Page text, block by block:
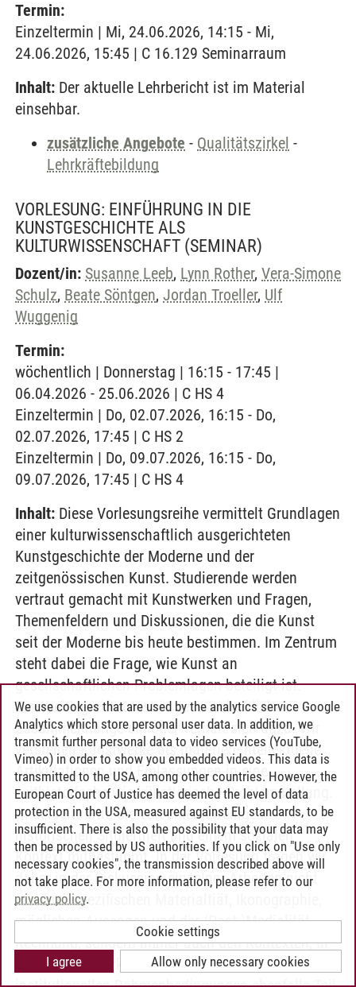
Termin:
Einzeltermin | Mi, 24.06.2026, 14:15 - Mi,
24.06.2026, 15:45 | C 16.129 Seminarraum
Inhalt: Der aktuelle Lehrbericht ist im Material
einsehbar.
zusätzliche Angebote - Qualitätszirkel -
Lehrkräftebildung
VORLESUNG: EINFÜHRUNG IN DIE
KUNSTGESCHICHTE ALS
KULTURWISSENSCHAFT (SEMINAR)
Dozent/in: Susanne Leeb, Lynn Rother, Vera-Simone
Schulz, Beate Söntgen, Jordan Troeller, Ulf
Wuggenig
Termin:
wöchentlich | Donnerstag | 16:15 - 17:45 |
06.04.2026 - 25.06.2026 | C HS 4
Einzeltermin | Do, 02.07.2026, 16:15 - Do,
02.07.2026, 17:45 | C HS 2
Einzeltermin | Do, 09.07.2026, 16:15 - Do,
09.07.2026, 17:45 | C HS 4
Inhalt: Diese Vorlesungsreihe vermittelt Grundlagen
einer kulturwissenschaftlich ausgerichteten
Kunstgeschichte der Moderne und der
zeitgenössischen Kunst. Studierende werden
vertraut gemacht mit Kunstwerken und Fragen,
Themenfeldern und Diskussionen, die die Kunst
seit der Moderne bis heute bestimmen. Im Zentrum
steht dabei die Frage, wie Kunst an
gesellschaftlichen Problemlagen beteiligt ist.
Einerseits greift Kunst in gesellschaftliche
Zusammenhänge ein oder verhält sich dazu. Wir
verstehen Kunstwerke als materiell-intellektuelle
Artikulationen und Einlassungen in eine
zeithistorische wie künstlerische Problemstellung.
Anderseits wird sie von einer jeweiligen
historischen Situiertheit und einem sozialen
Kontext mitbestimmt. In der Vorlesung tragen wir
daher in der Diskussion einzelner Arbeiten nicht
nur ihrer spezifischen Materialtiät, Ikonographie,
möglichen Aussagen und der (Post-)Medialität
Rechnung, sondern immer auch den Kontexten, in
denen Kunstwerke stehen. Insofern sind die
We use cookies that are used by the analytics service Google
Analytics which store personal user data. In addition, we
transmit further personal data to video services (YouTube,
Vimeo) in order to show you embedded videos. This data is
transmitted to the USA, among other countries. However, the
European Court of Justice has deemed the level of data
protection in the USA, measured against EU standards, to be
insufficient. There is also the possibility that your data may
then be processed by US authorities. If you click on "Use only
necessary cookies", the transmission described above will
not take place. For more information, please refer to our
privacy policy.
Cookie settings
Allow only necessary cookies
I agree